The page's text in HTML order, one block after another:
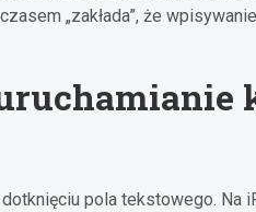
„zakłada”, że
pola tekstowego. Na